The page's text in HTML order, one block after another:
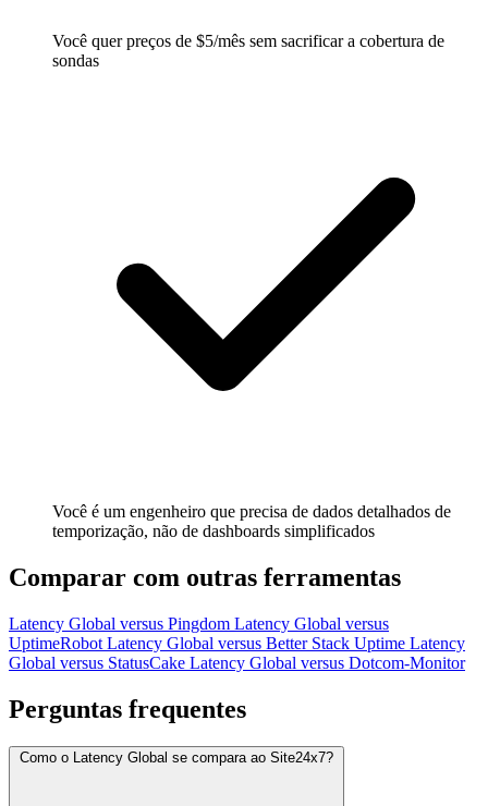
Você quer preços de $5/mês sem sacrificar a cobertura de
sondas
Você é um engenheiro que precisa de dados detalhados de
temporização, não de dashboards simplificados
Comparar com outras ferramentas
Latency Global versus Pingdom Latency Global versus
UptimeRobot Latency Global versus Better Stack Uptime Latency
Global versus StatusCake Latency Global versus Dotcom-Monitor
Perguntas frequentes
Como o Latency Global se compara ao Site24x7?